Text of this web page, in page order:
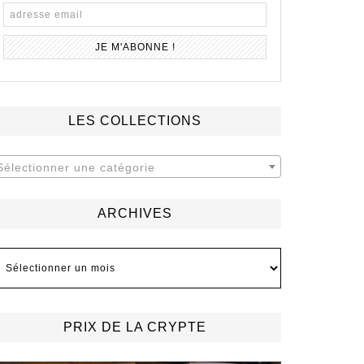
LES COLLECTIONS
une catégorie
ARCHIVES
PRIX DE LA CRYPTE